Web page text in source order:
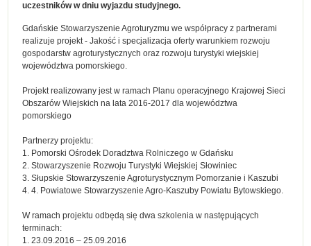
uczestników w dniu wyjazdu studyjnego.
Gdańskie Stowarzyszenie Agroturyzmu we współpracy z partnerami
realizuje projekt - Jakość i specjalizacja oferty warunkiem rozwoju
gospodarstw agroturystycznych oraz rozwoju turystyki wiejskiej
województwa pomorskiego.
Projekt realizowany jest w ramach Planu operacyjnego Krajowej Sieci
Obszarów Wiejskich na lata 2016-2017 dla województwa
pomorskiego
Partnerzy projektu:
1. Pomorski Ośrodek Doradztwa Rolniczego w Gdańsku
2. Stowarzyszenie Rozwoju Turystyki Wiejskiej Słowiniec
3. Słupskie Stowarzyszenie Agroturystycznym Pomorzanie i Kaszubi
4. 4. Powiatowe Stowarzyszenie Agro-Kaszuby Powiatu Bytowskiego.
W ramach projektu odbędą się dwa szkolenia w następujących
terminach:
1. 23.09.2016 – 25.09.2016